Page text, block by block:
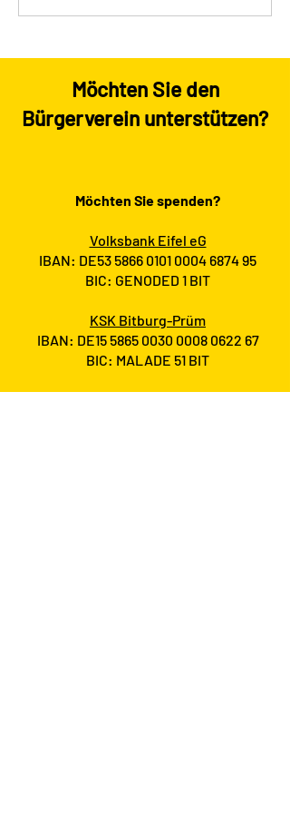
Möchten Sie den
Bürgerverein unterstützen?
Möchten Sie spenden?
Volksbank Eifel eG
IBAN: DE53 5866 0101 0004 687495
BIC: GENODED 1 BIT
KSK Bitburg-Prüm
IBAN: DE15 5865 0030 0008 0622 67
BIC: MALADE 51 BIT